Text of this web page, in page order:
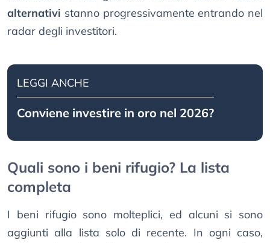
alternativi stanno progressivamente entrando nel
radar degli investitori.
LEGGI ANCHE
Conviene investire in oro nel 2026?
Quali sono i beni rifugio? La lista
completa
I beni rifugio sono molteplici, ed alcuni si sono
aggiunti alla lista solo di recente. In ogni caso,